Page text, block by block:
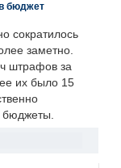
бюджет
сократилось
заметно.
штрафов за
их было 15
бюджеты.